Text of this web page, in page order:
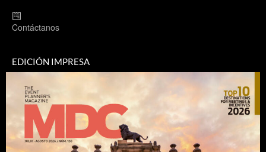
Contáctanos
EDICIÓN IMPRESA